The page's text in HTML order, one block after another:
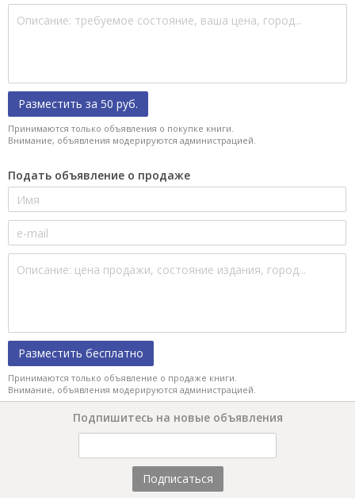
Разместить за 50 руб.
Принимаются только объявления о покупке книги.
Внимание, объявления модерируются администрацией.
Подать объявление о продаже
Разместить бесплатно
Принимаются только объявление о продаже книги.
Внимание, объявления модерируются администрацией.
Подпишитесь на новые объявления
Подписаться